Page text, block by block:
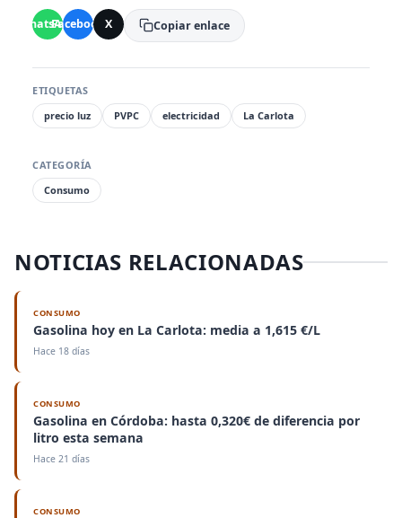
WhatsApp
Facebook X Copiar enlace
ETIQUETAS
precio luz
PVPC electricidad La Carlota
CATEGORÍA
Consumo
NOTICIAS RELACIONADAS
CONSUMO
Gasolina hoy en La Carlota: media a 1,615 €/L
Hace 18 días
CONSUMO
Gasolina en Córdoba: hasta 0,320€ de diferencia por
litro esta semana
Hace 21 días
CONSUMO